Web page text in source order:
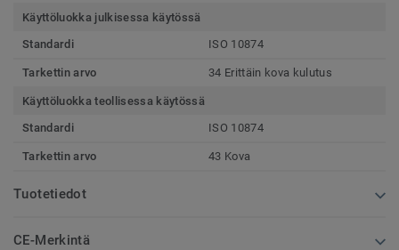
Käyttöluokka julkisessa käytössä
Standardi
ISO 10874
Tarkettin arvo 34 Erittäin kova kulutus
Käyttöluokka teollisessa käytössä
Standardi
ISO 10874
Tarkettin arvo 43 Kova
Tuotetiedot
CE-Merkintä